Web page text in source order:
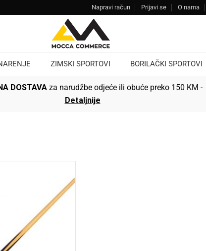
Napravi račun Prijavi se O nama
ZIMSKI SPORTOVI BORILAČKI SPORTOVI
DOSTAVA za narudžbe odjeće ili obuće preko 150 KM -
Detaljnije